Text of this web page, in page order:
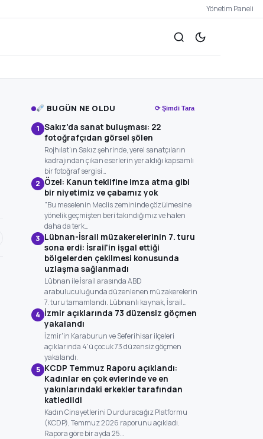
Yönetim Paneli
BUGÜN NE OLDU ⟳ Şimdi Tara
1 Sakız'da sanat buluşması: 22
fotoğrafçıdan görsel şölen
Rojhılat'ın Sakız şehrinde, yerel sanatçıların
kadrajından çıkan eserlerin yer aldığı kapsamlı
bir fotoğraf sergisi…
2 Özel: Kanun teklifine imza atma gibi
bir niyetimiz ve çabamız yok
"Bu meselenin Meclis zemininde çözülmesine
yönelik geçmişten beri takındığımız ve halen
daha da terk…
3 Lübnan-İsrail müzakerelerinin 7. turu
sona erdi: İsrail'in işgal ettiği
bölgelerden çekilmesi konusunda
uzlaşma sağlanmadı
Lübnan ile İsrail arasında ABD
arabuluculuğunda düzenlenen müzakerelerin
7. turu tamamlandı. Lübnanlı kaynak, İsrail…
4 İzmir açıklarında 73 düzensiz göçmen
yakalandı
İzmir'in Karaburun ve Seferihisar ilçeleri
açıklarında 4'ü çocuk 73 düzensiz göçmen
yakalandı.
5 KCDP Temmuz Raporu açıklandı:
Kadınlar en çok evlerinde ve en
yakınlarındaki erkekler tarafından
katledildi
Kadın Cinayetlerini Durduracağız Platformu
(KCDP), Temmuz 2026 raporunu açıkladı.
Rapora göre bir ayda 25…